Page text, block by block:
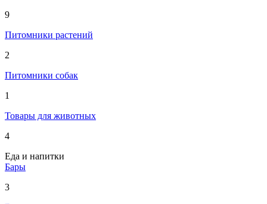
9
Питомники растений
2
Питомники собак
1
Товары для животных
4
Еда и напитки
Бары
3